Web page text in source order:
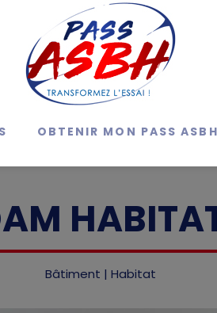
OBTENIR MON PASS ASBH
Bâtiment | Habitat